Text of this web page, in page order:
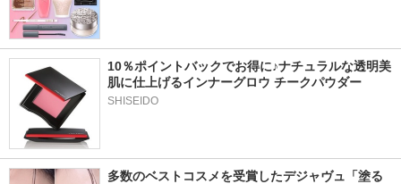
10％ポイントバックでお得に♪ナチュラルな透明美
肌に仕上げるインナーグロウ チークパウダー
SHISEIDO
多数のベストコスメを受賞したデジャヴュ「塗る